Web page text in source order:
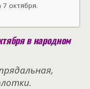
октября.
в народном